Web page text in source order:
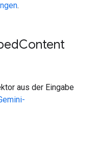
.
Content
aus der Eingabe